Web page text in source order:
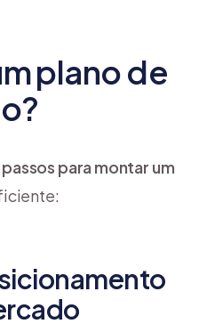
plano de
para montar um